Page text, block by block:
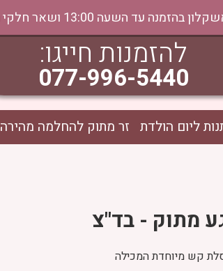
חלקי הארץ מהיום למחר בתיאום טלפוני
להזמנות חייגו:
077-996-5440
ליום הולדת זר מתוק להחלמה מהירה
מתוק - בד"צ
קש מיוחדת המכילה